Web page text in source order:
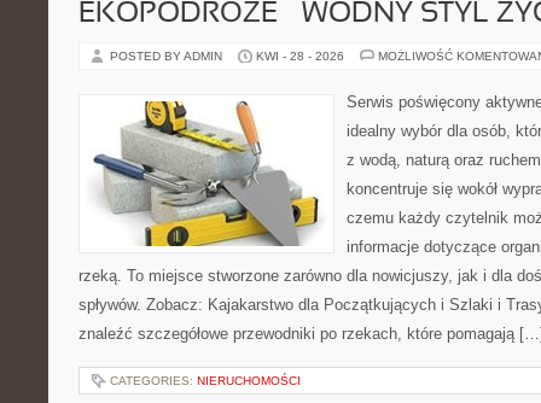
EKOPODRÓŻE – WODNY STYL
POSTED BY ADMIN KWI - 28 - 2026 MOŻLIWOŚĆ
Serwis poświęcony
idealny wybór dla osób,
z wodą, naturą oraz
koncentruje się wokół
czemu każdy czytelnik
informacje dotyczące
rzeką. To miejsce stworzone zarówno dla nowicjuszy, jak i dla
spływów. Zobacz: Kajakarstwo dla Początkujących i Szlaki i
znaleźć szczegółowe przewodniki po rzekach, które pomagają
CATEGORIES: NIERUCHOMOŚCI